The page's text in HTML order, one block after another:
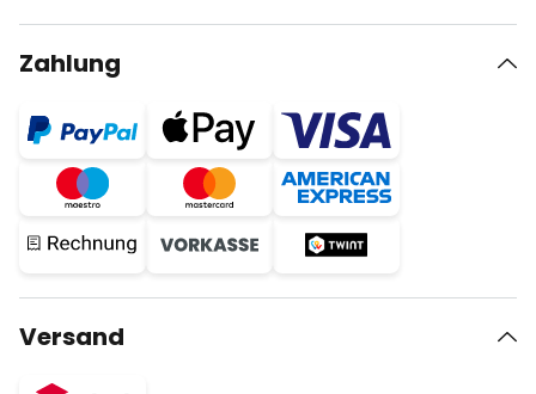
Zahlung
Versand